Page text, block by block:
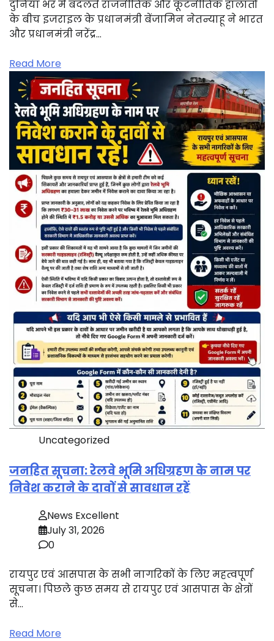
दुनिया भर में बदलते राजनीतिक और कूटनीतिक हालातों
के बीच इजराइल के प्रधानमंत्री बेंजामिन नेतन्याहू ने भारत
और प्रधानमंत्री नरेंद्र…
Read More
Uncategorized
जनहित सूचना: रेलवे भूमि अधिग्रहण के नाम पर
निवेश कराने के दावों से सावधान रहें
News Excellent
July 31, 2026
0
रायपुर एवं आसपास के सभी नागरिकों के लिए महत्वपूर्ण
सूचना। पिछले कुछ समय से रायपुर एवं आसपास के क्षेत्रों
से…
Read More